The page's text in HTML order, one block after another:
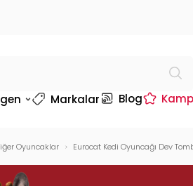
Markalar Blog
Oyuncaklar Eurocat Kedi Oyuncağı Dev